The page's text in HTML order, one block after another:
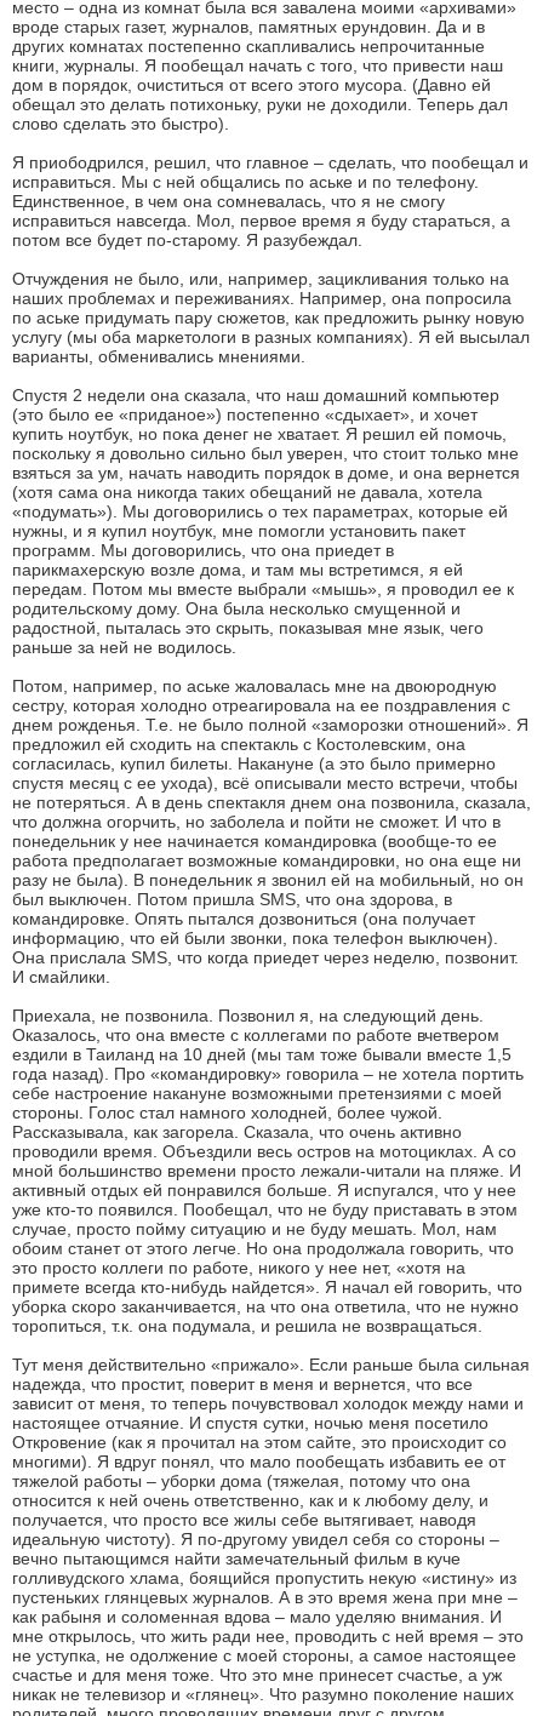
место – одна из комнат была вся завалена моими «архивами»
вроде старых газет, журналов, памятных ерундовин. Да и в
других комнатах постепенно скапливались непрочитанные
книги, журналы. Я пообещал начать с того, что привести наш
дом в порядок, очиститься от всего этого мусора. (Давно ей
обещал это делать потихоньку, руки не доходили. Теперь дал
слово сделать это быстро).
Я приободрился, решил, что главное – сделать, что пообещал и
исправиться. Мы с ней общались по аське и по телефону.
Единственное, в чем она сомневалась, что я не смогу
исправиться навсегда. Мол, первое время я буду стараться, а
потом все будет по-старому. Я разубеждал.
Отчуждения не было, или, например, зацикливания только на
наших проблемах и переживаниях. Например, она попросила
по аське придумать пару сюжетов, как предложить рынку новую
услугу (мы оба маркетологи в разных компаниях). Я ей высылал
варианты, обменивались мнениями.
Спустя 2 недели она сказала, что наш домашний компьютер
(это было ее «приданое») постепенно «сдыхает», и хочет
купить ноутбук, но пока денег не хватает. Я решил ей помочь,
поскольку я довольно сильно был уверен, что стоит только мне
взяться за ум, начать наводить порядок в доме, и она вернется
(хотя сама она никогда таких обещаний не давала, хотела
«подумать»). Мы договорились о тех параметрах, которые ей
нужны, и я купил ноутбук, мне помогли установить пакет
программ. Мы договорились, что она приедет в
парикмахерскую возле дома, и там мы встретимся, я ей
передам. Потом мы вместе выбрали «мышь», я проводил ее к
родительскому дому. Она была несколько смущенной и
радостной, пыталась это скрыть, показывая мне язык, чего
раньше за ней не водилось.
Потом, например, по аське жаловалась мне на двоюродную
сестру, которая холодно отреагировала на ее поздравления с
днем рожденья. Т.е. не было полной «заморозки отношений». Я
предложил ей сходить на спектакль с Костолевским, она
согласилась, купил билеты. Накануне (а это было примерно
спустя месяц с ее ухода), всё описывали место встречи, чтобы
не потеряться. А в день спектакля днем она позвонила, сказала,
что должна огорчить, но заболела и пойти не сможет. И что в
понедельник у нее начинается командировка (вообще-то ее
работа предполагает возможные командировки, но она еще ни
разу не была). В понедельник я звонил ей на мобильный, но он
был выключен. Потом пришла SMS, что она здорова, в
командировке. Опять пытался дозвониться (она получает
информацию, что ей были звонки, пока телефон выключен).
Она прислала SMS, что когда приедет через неделю, позвонит.
И смайлики.
Приехала, не позвонила. Позвонил я, на следующий день.
Оказалось, что она вместе с коллегами по работе вчетвером
ездили в Таиланд на 10 дней (мы там тоже бывали вместе 1,5
года назад). Про «командировку» говорила – не хотела портить
себе настроение накануне возможными претензиями с моей
стороны. Голос стал намного холодней, более чужой.
Рассказывала, как загорела. Сказала, что очень активно
проводили время. Объездили весь остров на мотоциклах. А со
мной большинство времени просто лежали-читали на пляже. И
активный отдых ей понравился больше. Я испугался, что у нее
уже кто-то появился. Пообещал, что не буду приставать в этом
случае, просто пойму ситуацию и не буду мешать. Мол, нам
обоим станет от этого легче. Но она продолжала говорить, что
это просто коллеги по работе, никого у нее нет, «хотя на
примете всегда кто-нибудь найдется». Я начал ей говорить, что
уборка скоро заканчивается, на что она ответила, что не нужно
торопиться, т.к. она подумала, и решила не возвращаться.
Тут меня действительно «прижало». Если раньше была сильная
надежда, что простит, поверит в меня и вернется, что все
зависит от меня, то теперь почувствовал холодок между нами и
настоящее отчаяние. И спустя сутки, ночью меня посетило
Откровение (как я прочитал на этом сайте, это происходит со
многими). Я вдруг понял, что мало пообещать избавить ее от
тяжелой работы – уборки дома (тяжелая, потому что она
относится к ней очень ответственно, как и к любому делу, и
получается, что просто все жилы себе вытягивает, наводя
идеальную чистоту). Я по-другому увидел себя со стороны –
вечно пытающимся найти замечательный фильм в куче
голливудского хлама, боящийся пропустить некую «истину» из
пустеньких глянцевых журналов. А в это время жена при мне –
как рабыня и соломенная вдова – мало уделяю внимания. И
мне открылось, что жить ради нее, проводить с ней время – это
не уступка, не одолжение с моей стороны, а самое настоящее
счастье и для меня тоже. Что это мне принесет счастье, а уж
никак не телевизор и «глянец». Что разумно поколение наших